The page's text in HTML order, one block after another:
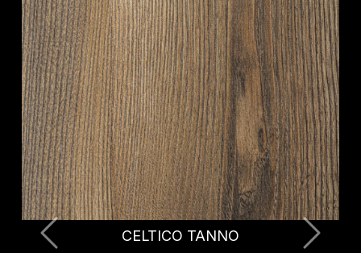
CELTICO BRUNITO